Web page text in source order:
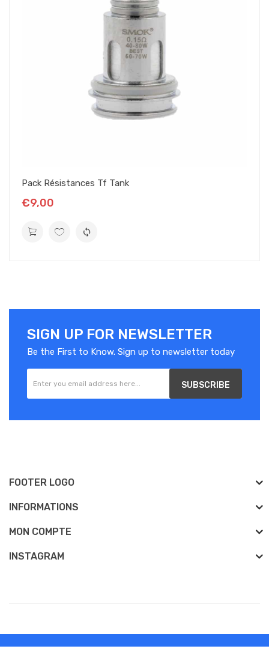
Pack Résistances Tf Tank
€9,00
SIGN UP FOR NEWSLETTER
Be the First to Know. Sign up to newsletter today
SUBSCRIBE
FOOTER LOGO
INFORMATIONS
MON COMPTE
INSTAGRAM